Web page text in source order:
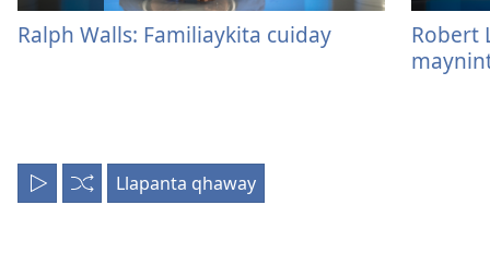
Ralph Walls: Familiaykita cuiday
Robert
LlapantaMana
Llapanta qhaway